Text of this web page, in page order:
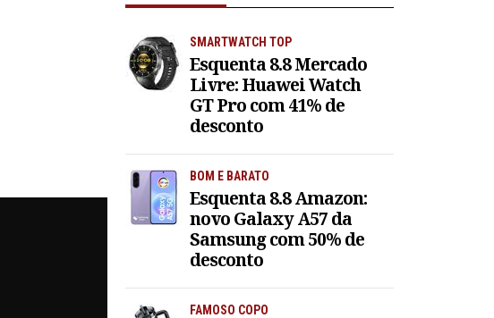
SMARTWATCH TOP
Esquenta 8.8 Mercado
Livre: Huawei Watch
GT Pro com 41% de
desconto
BOM E BARATO
Esquenta 8.8 Amazon:
novo Galaxy A57 da
Samsung com 50% de
desconto
FAMOSO COPO